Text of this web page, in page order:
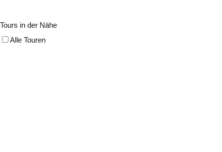
Tours in der Nähe
Alle Touren